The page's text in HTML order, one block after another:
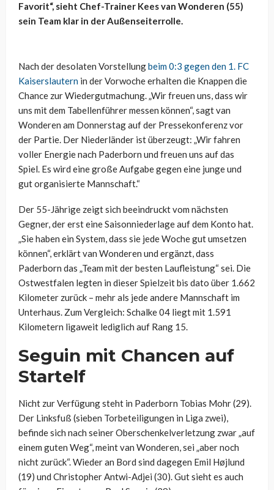
Favorit“, sieht Chef-Trainer Kees van Wonderen (55)
sein Team klar in der Außenseiterrolle.
Nach der desolaten Vorstellungbeim 0:3 gegen den 1. FC
Kaiserslautern in der Vorwoche erhalten die Knappen die
Chance zur Wiedergutmachung. „Wir freuen uns, dass wir
uns mit dem Tabellenführer messen können“, sagt van
Wonderen am Donnerstag auf der Pressekonferenz vor
der Partie. Der Niederländer ist überzeugt: „Wir fahren
voller Energie nach Paderborn und freuen uns auf das
Spiel. Es wird eine große Aufgabe gegen eine junge und
gut organisierte Mannschaft.“
Der 55-Jährige zeigt sich beeindruckt vom nächsten
Gegner, der erst eine Saisonniederlage auf dem Konto hat.
„Sie haben ein System, dass sie jede Woche gut umsetzen
können“, erklärt van Wonderen und ergänzt, dass
Paderborn das „Team mit der besten Laufleistung“ sei. Die
Ostwestfalen legten in dieser Spielzeit bis dato über 1.662
Kilometer zurück – mehr als jede andere Mannschaft im
Unterhaus. Zum Vergleich: Schalke 04 liegt mit 1.591
Kilometern ligaweit lediglich auf Rang 15.
Seguin mit Chancen auf
Startelf
Nicht zur Verfügung steht in Paderborn Tobias Mohr (29).
Der Linksfuß (sieben Torbeteiligungen in Liga zwei),
befinde sich nach seiner Oberschenkelverletzung zwar „auf
einem guten Weg“, meint van Wonderen, sei „aber noch
nicht zurück“. Wieder an Bord sind dagegen Emil Højlund
(19) und Christopher Antwi-Adjei (30). Gut sieht es auch